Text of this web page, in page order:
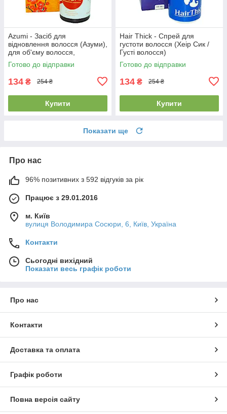
Azumi - Засіб для
відновлення волосся (Азуми),
для об'єму волосся,
комплексний догляд
Готово до відправки
134 ₴ 254 ₴
Купити
Hair Thick - Спрей для
густоти волосся (Хеір Сик /
Густі волосся)
Готово до відправки
134 ₴ 254 ₴
Купити
Показати ще
Про нас
96% позитивних з 592 відгуків за рік
Працює з 29.01.2016
м. Київ
вулиця Володимира Сосюри, 6, Київ, Україна
Контакти
Сьогодні вихідний
Показати весь графік роботи
Про нас
Контакти
Доставка та оплата
Графік роботи
Повна версія сайту